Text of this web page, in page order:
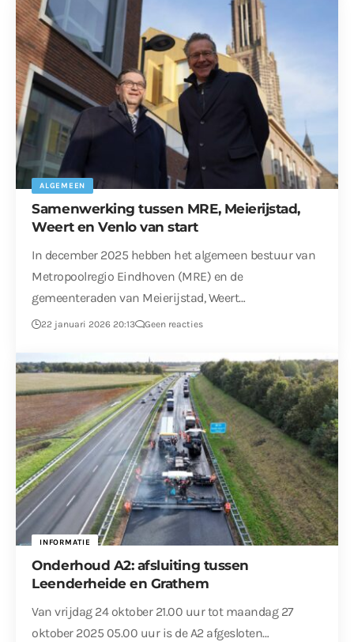
ALGEMEEN
Samenwerking tussen MRE, Meierijstad,
Weert en Venlo van start
In december 2025 hebben het algemeen bestuur van
Metropoolregio Eindhoven (MRE) en de
gemeenteraden van Meierijstad, Weert…
22 januari 2026 20:13 Geen reacties
INFORMATIE
Onderhoud A2: afsluiting tussen
Leenderheide en Grathem
Van vrijdag 24 oktober 21.00 uur tot maandag 27
oktober 2025 05.00 uur is de A2 afgesloten…